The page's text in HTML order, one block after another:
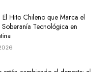
El Hito Chileno que Marca el
Tecnológica en